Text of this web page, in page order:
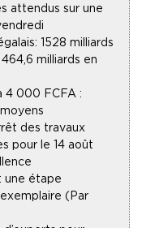
attendus sur une
: 1528 milliards
milliards en
4 000 FCFA :
des travaux
pour le 14 août
une étape
(Par